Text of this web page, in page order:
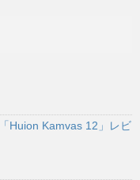
Huion Kamvas 12」レビ